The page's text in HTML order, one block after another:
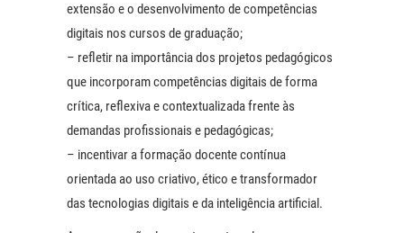
extensão e o desenvolvimento de competências
digitais nos cursos de graduação;
– refletir na importância dos projetos pedagógicos
que incorporam competências digitais de forma
crítica, reflexiva e contextualizada frente às
demandas profissionais e pedagógicas;
– incentivar a formação docente contínua
orientada ao uso criativo, ético e transformador
das tecnologias digitais e da inteligência artificial.